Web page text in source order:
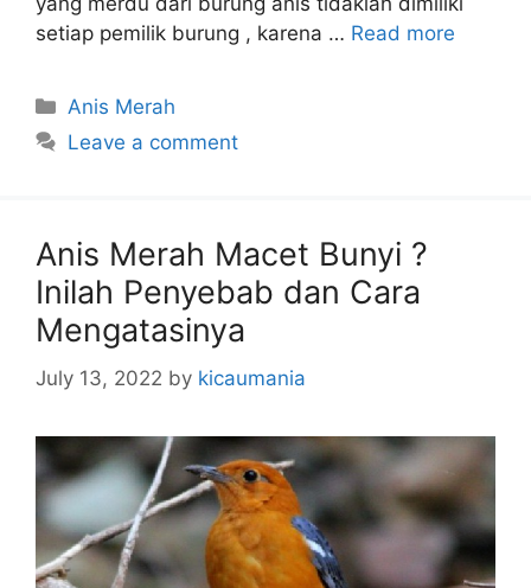
setiap pemilik burung , karena … Read more
Categories
Anis Merah
Leave a comment
Anis Merah Macet Bunyi ?
Inilah Penyebab dan Cara
Mengatasinya
July 13, 2022 by kicaumania